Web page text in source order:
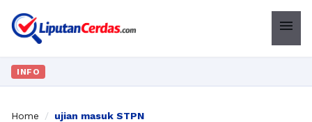
menu
INFO
Home / ujian masuk STPN